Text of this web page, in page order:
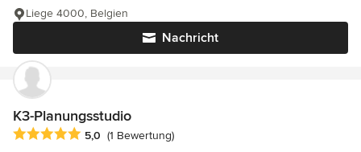
Nachricht
Liege 4000, Belgien
K3-Planungsstudio
Durchschnittliche Bewertung: 5 von 5 Sternen
5,0 (1 Bewertung)